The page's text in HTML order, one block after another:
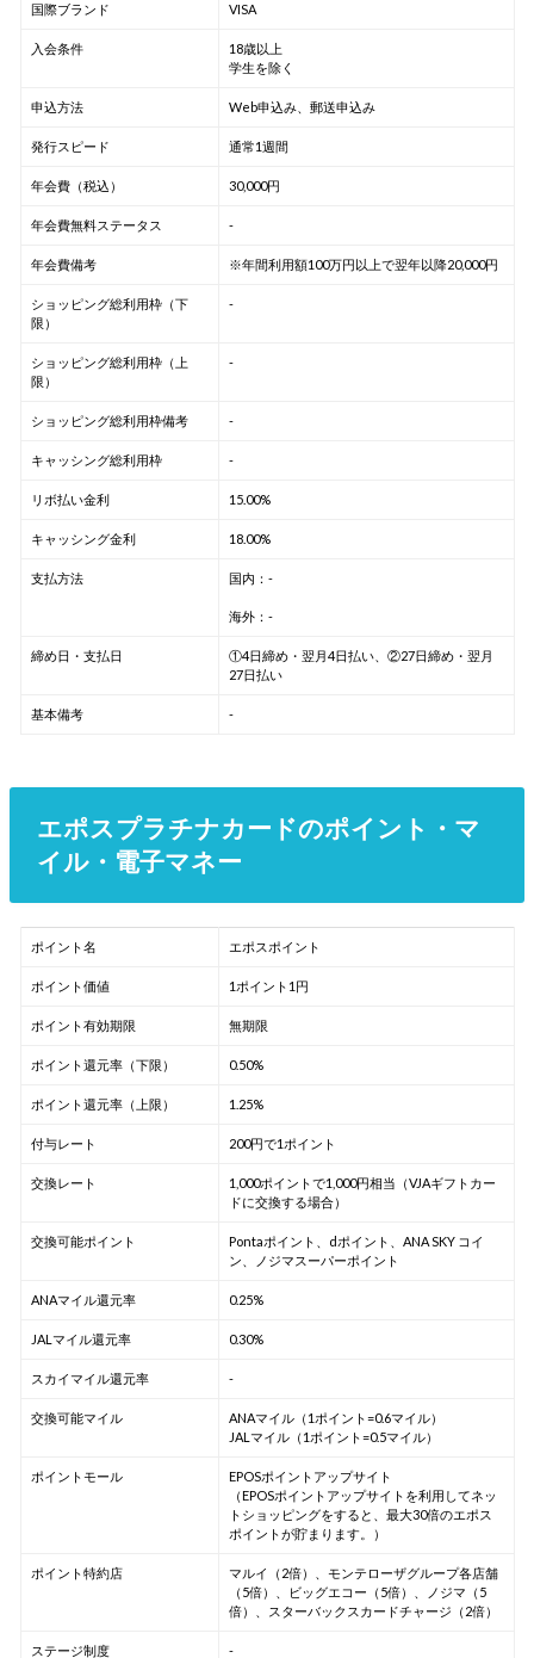
国際ブランド VISA
入会条件
18歳以上
学生を除く
申込方法 Web申込み、郵送申込み
発行スピード 通常1週間
年会費（税込） 30,000円
年会費無料ステータス -
年会費備考 ※年間利用額100万円以上で翌年以降20,000円
ショッピング総利用枠（下
限）
-
ショッピング総利用枠（上
限）
-
ショッピング総利用枠備考 -
キャッシング総利用枠 -
リボ払い金利 15.00%
キャッシング金利 18.00%
支払方法 国内：-
海外：-
締め日・支払日
①4日締め・翌月4日払い、②27日締め・翌月
27日払い
基本備考 -
エポスプラチナカードのポイント・マ
イル・電子マネー
ポイント名 エポスポイント
ポイント価値 1ポイント1円
ポイント有効期限 無期限
ポイント還元率（下限） 0.50%
ポイント還元率（上限） 1.25%
付与レート 200円で1ポイント
交換レート
1,000ポイントで1,000円相当（VJAギフトカー
ドに交換する場合）
交換可能ポイント
Pontaポイント、dポイント、ANA SKY コイ
ン、ノジマスーパーポイント
ANAマイル還元率 0.25%
JALマイル還元率 0.30%
スカイマイル還元率 -
交換可能マイル
ANAマイル（1ポイント=0.6マイル）
JALマイル（1ポイント=0.5マイル）
ポイントモール
EPOSポイントアップサイト
（EPOSポイントアップサイトを利用してネッ
トショッピングをすると、最大30倍のエポス
ポイントが貯まります。）
ポイント特約店
マルイ（2倍）、モンテローザグループ各店舗
（5倍）、ビッグエコー（5倍）、ノジマ（5
倍）、スターバックスカードチャージ（2倍）
ステージ制度 -